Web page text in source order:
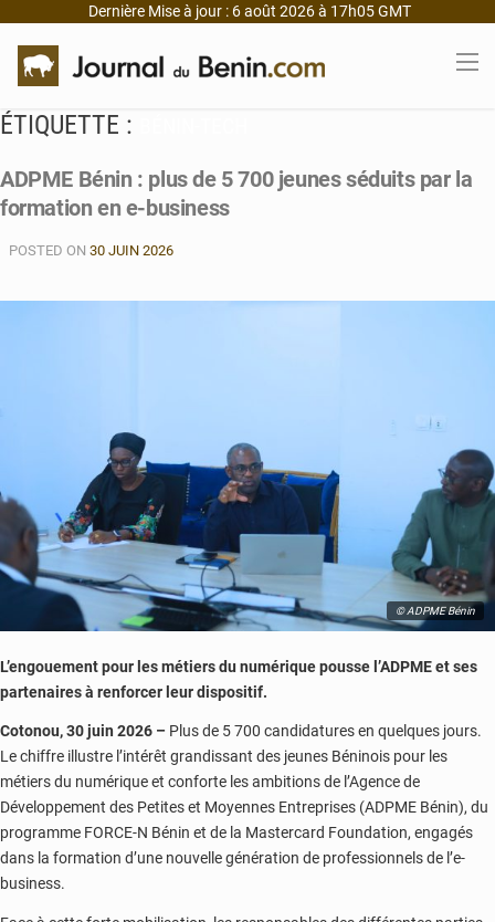
Dernière Mise à jour : 6 août 2026 à 17h05 GMT
ÉTIQUETTE :
ADPME Bénin : plus de 5 700 jeunes séduits par la
formation en e-business
POSTED ON 30 JUIN 2026
© ADPME Bénin
L’engouement pour les métiers du numérique pousse l’ADPME et ses
partenaires à renforcer leur dispositif.
Cotonou, 30 juin 2026 – Plus de 5 700 candidatures en quelques jours.
Le chiffre illustre l’intérêt grandissant des jeunes Béninois pour les
métiers du numérique et conforte les ambitions de l’Agence de
Développement des Petites et Moyennes Entreprises (ADPME Bénin), du
programme FORCE-N Bénin et de la Mastercard Foundation, engagés
dans la formation d’une nouvelle génération de professionnels de l’e-
business.